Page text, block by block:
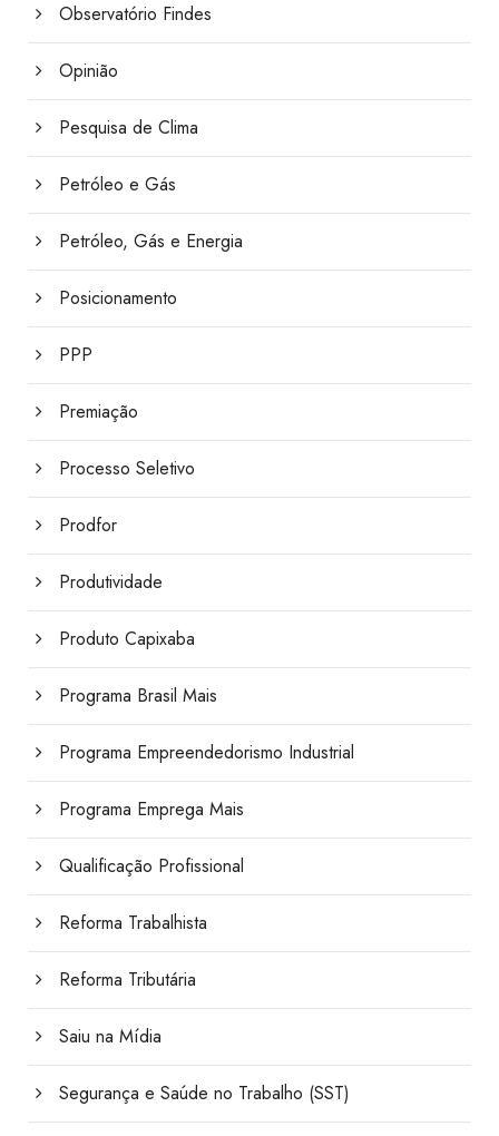
Observatório Findes
Opinião
Pesquisa de Clima
Petróleo e Gás
Petróleo, Gás e Energia
Posicionamento
PPP
Premiação
Processo Seletivo
Prodfor
Produtividade
Produto Capixaba
Programa Brasil Mais
Programa Empreendedorismo Industrial
Programa Emprega Mais
Qualificação Profissional
Reforma Trabalhista
Reforma Tributária
Saiu na Mídia
Segurança e Saúde no Trabalho (SST)